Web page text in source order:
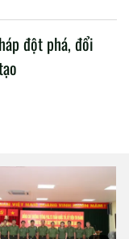
đột phá, đổi